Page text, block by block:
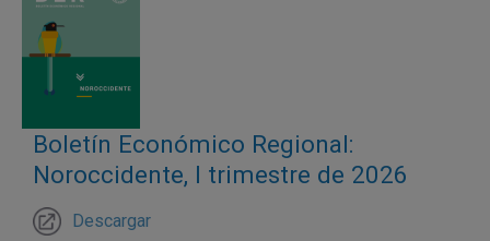
Boletín Económico Regional:
Noroccidente, I trimestre de 2026
Descargar